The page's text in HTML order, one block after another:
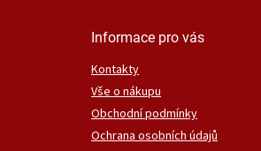
Informace pro vás
Kontakty
Vše o nákupu
Obchodní podmínky
Ochrana osobních údajů